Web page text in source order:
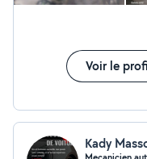
Voir le
Kady